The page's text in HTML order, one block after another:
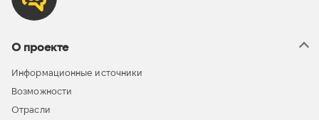
О проекте
Информационные источники
Возможности
Отрасли